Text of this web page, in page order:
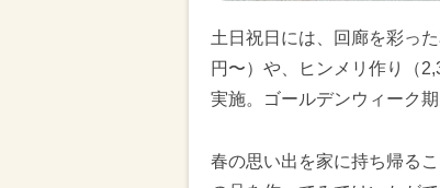
土日祝日には、回廊を彩っ
円〜）や、ヒンメリ作り（
実施。ゴールデンウィーク
春の思い出を家に持ち帰る